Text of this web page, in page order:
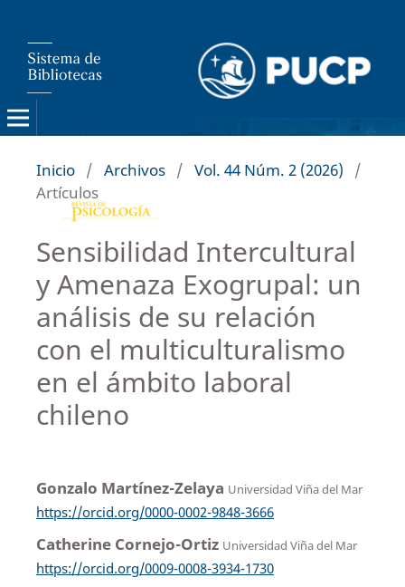
Inicio / Archivos / Vol. 44 Núm. 2 (2026)
/
Artículos
Sensibilidad Intercultural
y Amenaza Exogrupal: un
análisis de su relación
con el multiculturalismo
en el ámbito laboral
chileno
Gonzalo Martínez-Zelaya Universidad Viña del Mar
https://orcid.org/0000-0002-9848-3666
Catherine Cornejo-Ortiz Universidad Viña del Mar
https://orcid.org/0009-0008-3934-1730